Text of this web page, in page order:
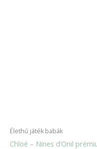
Élethű játék babák
Chloé – Nines d’Onil